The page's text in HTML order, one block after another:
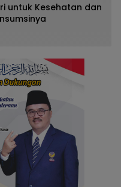
untuk Kesehatan dan